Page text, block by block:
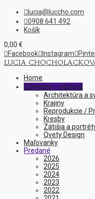
 lucia@luccho.com
0908 641 492
Košík
0,00 €
Facebook Instagram
LUCIA
Home
 Umenie – obchod
Architektúra a
Krajiny
Reprodukcie /
Kresby
Zátišia a
Qvety Design
Maľovanky
Predané
2026
2025
2024
2023
2022